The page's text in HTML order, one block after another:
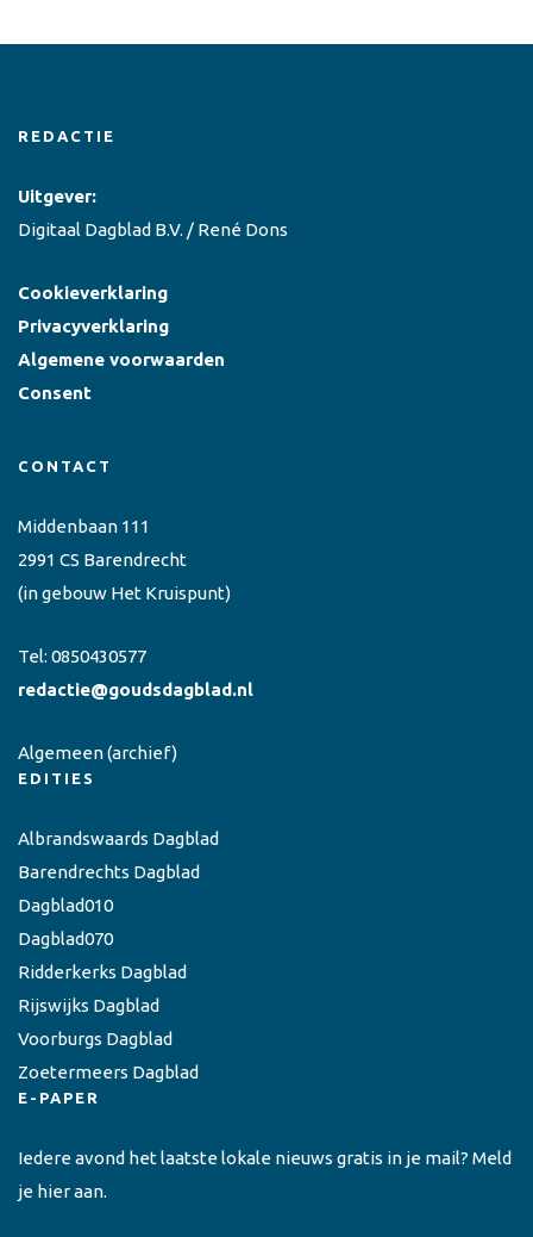
REDACTIE
Uitgever:
Digitaal Dagblad B.V. / René Dons
Cookieverklaring
Privacyverklaring
Algemene voorwaarden
Consent
CONTACT
Middenbaan 111
2991 CS Barendrecht
(in gebouw Het Kruispunt)
Tel: 0850430577
redactie@goudsdagblad.nl
Algemeen(archief)
EDITIES
Albrandswaards Dagblad
Barendrechts Dagblad
Dagblad010
Dagblad070
Ridderkerks Dagblad
Rijswijks Dagblad
Voorburgs Dagblad
Zoetermeers Dagblad
E-PAPER
Iedere avond het laatste lokale nieuws gratis in je mail? Meld
je hier aan.